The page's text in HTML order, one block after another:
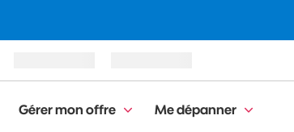
Gérer mon offre Me dépanner